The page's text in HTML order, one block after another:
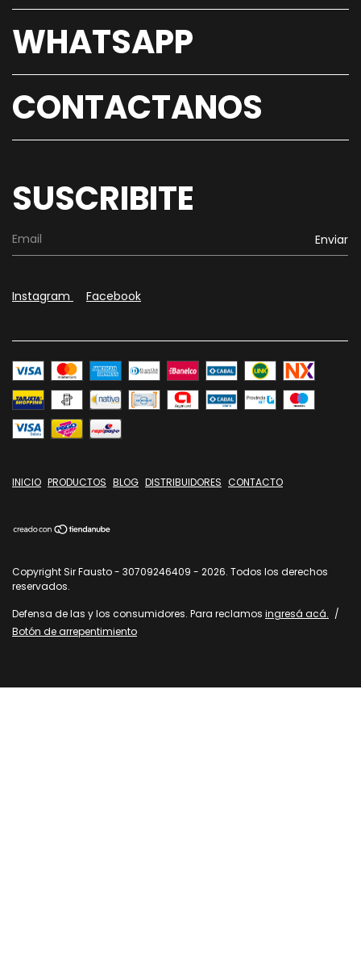
WHATSAPP
CONTACTANOS
SUSCRIBITE
Instagram Facebook
INICIO PRODUCTOS BLOG DISTRIBUIDORES CONTACTO
Copyright Sir Fausto - 30709246409 - 2026. Todos los derechos
reservados.
Defensa de las y los consumidores. Para reclamos ingresá acá. /
Botón de arrepentimiento